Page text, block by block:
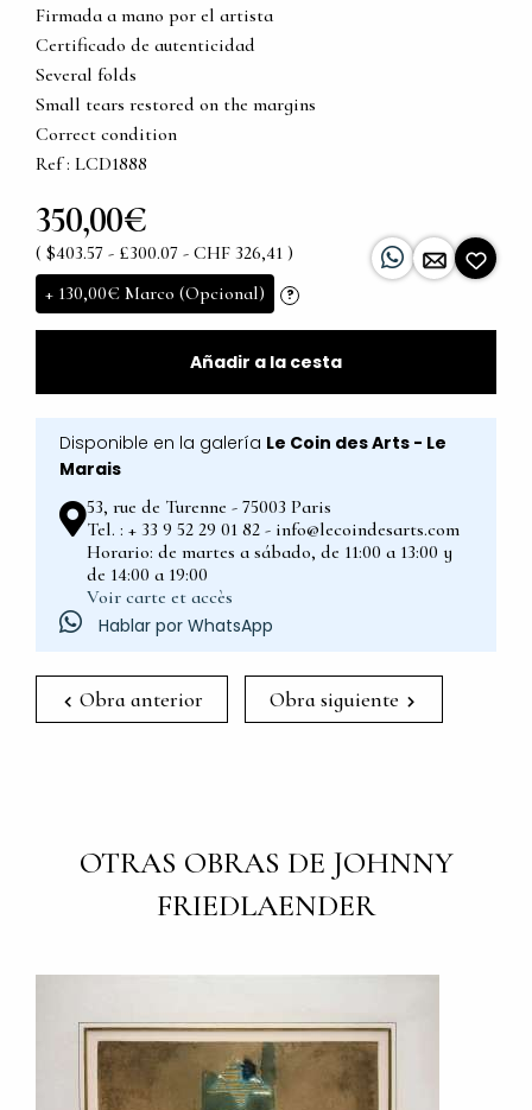
Firmada a mano por el artista
Certificado de autenticidad
Several folds
Small tears restored on the margins
Correct condition
Ref : LCD1888
350,00€
( $403.57 - £300.07 - CHF 326,41 )
+ 130,00€ Marco (Opcional) ?
Añadir a la cesta
Disponible en la galería Le Coin des Arts - Le
Marais
53, rue de Turenne - 75003 Paris
Tel. : + 33 9 52 29 01 82 - info@lecoindesarts.com
Horario: de martes a sábado, de 11:00 a 13:00 y
de 14:00 a 19:00
Voir carte et accès
Hablar por WhatsApp
Obra anterior Obra siguiente
OTRAS OBRAS DE JOHNNY
FRIEDLAENDER